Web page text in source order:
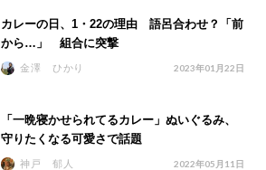
カレーの日、1・22の理由 語呂合わせ？「前
から…」 組合に突撃
金澤 ひかり 2023年01月22日
「一晩寝かせられてるカレー」ぬいぐるみ、
守りたくなる可愛さで話題
神戸 郁人 2022年05月11日